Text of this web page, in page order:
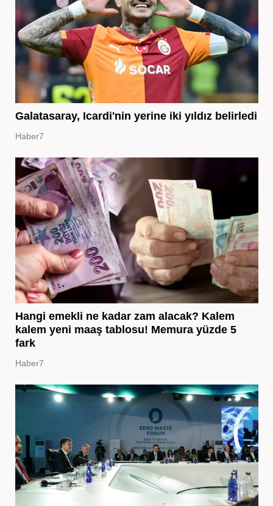
Galatasaray, Icardi'nin yerine iki yıldız belirledi
Haber7
Hangi emekli ne kadar zam alacak? Kalem
kalem yeni maaş tablosu! Memura yüzde 5
fark
Haber7